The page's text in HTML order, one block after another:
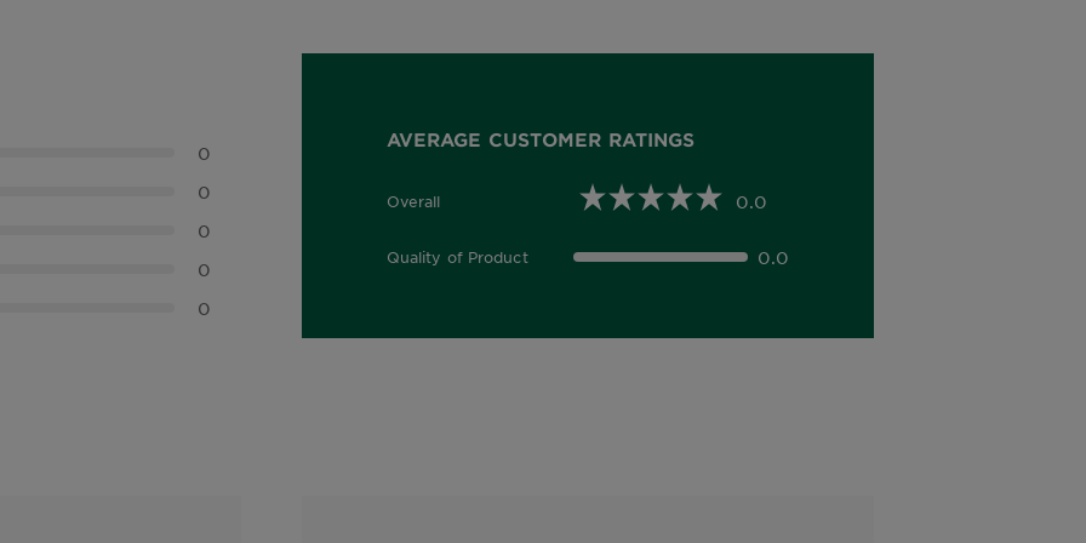
0
0
0
0
0
AVERAGE CUSTOMER RATINGS
Overall
0.0 out of 5 stars 0.0
Quality of Product
0.0 out of 5 stars 0.0